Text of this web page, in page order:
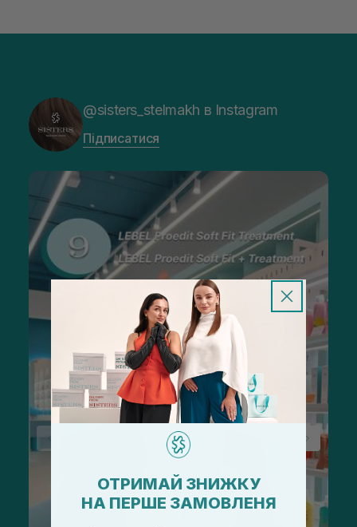
@sisters_stelmakh в Instagram
Підписатися
ОТРИМАЙ ЗНИЖКУ
НА ПЕРШЕ ЗАМОВЛЕНЯ